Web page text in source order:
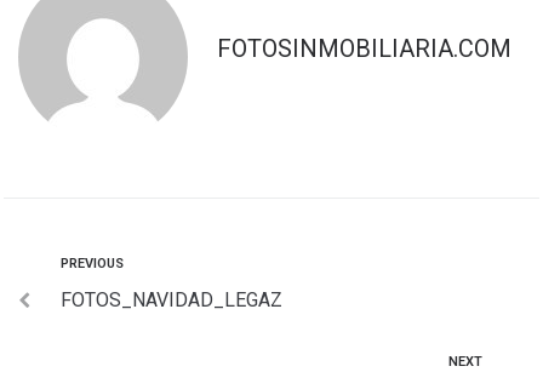
FOTOSINMOBILIARIA.COM
PREVIOUS
FOTOS_NAVIDAD_LEGAZ
NEXT